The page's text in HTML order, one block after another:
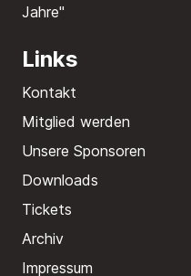
Jahre"
Links
Kontakt
Mitglied werden
Unsere Sponsoren
Downloads
Tickets
Archiv
Impressum